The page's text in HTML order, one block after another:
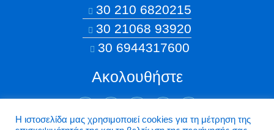
Ακολουθήστε
30 210 6820215
30 21068 93920
30 6944317600
Η ιστοσελίδα μας χρησιμοποιεί cookies για τη μέτρηση της